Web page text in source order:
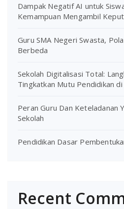
Dampak Negatif AI untuk
Kemampuan Mengambil
Guru SMA Negeri Swasta,
Berbeda
Sekolah Digitalisasi Total:
Tingkatkan Mutu Pendidikan
Peran Guru Dan Keteladanan
Sekolah
Pendidikan Dasar
Recent